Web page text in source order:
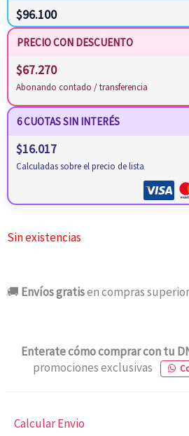
$96.100
PRECIO CON DESCUENTO
$67.270
Abonando contado / transferencia
6 CUOTAS SIN INTERÉS
$16.017
Calculadas sobre el precio de lista
Sin existencias
🚚 Envíos gratisen compras
Enterate cómo comprar con tu
promociones exclusivas
Calcular Envio